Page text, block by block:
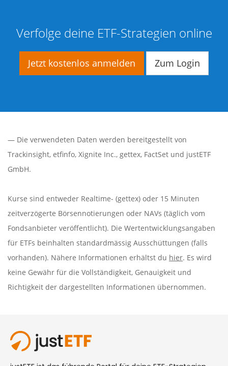
Verfolge deine ETF-Strategien online
Jetzt kostenlos anmelden Zum Login
— Die verwendeten Daten werden bereitgestellt von
Trackinsight, etfinfo, Xignite Inc., gettex, FactSet und justETF
GmbH.
Kurse sind entweder Realtime- (gettex) oder 15 Minuten
zeitverzögerte Börsennotierungen oder NAVs (täglich vom
Fondsanbieter veröffentlicht). Die Wertentwicklungsangaben
für ETFs beinhalten standardmässig Ausschüttungen (falls
vorhanden). Nähere Informationen erhältst du hier. Es wird
keine Gewähr für die Vollständigkeit, Genauigkeit und
Richtigkeit der dargestellten Informationen übernommen.